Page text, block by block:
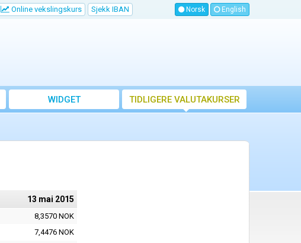
Online vekslingskurs Sjekk IBAN Norsk English
WIDGET TIDLIGERE VALUTAKURSER
13 mai 2015
8,3570 NOK
7,4476 NOK